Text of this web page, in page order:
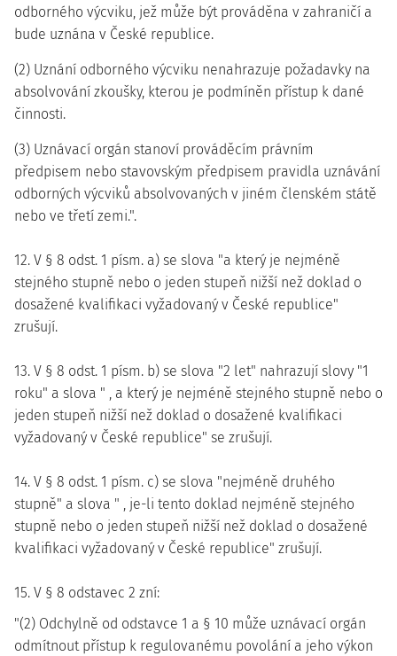
odborného výcviku, jež může být prováděna v zahraničí a
bude uznána v České republice.
(2) Uznání odborného výcviku nenahrazuje požadavky na
absolvování zkoušky, kterou je podmíněn přístup k dané
činnosti.
(3) Uznávací orgán stanoví prováděcím právním
předpisem nebo stavovským předpisem pravidla uznávání
odborných výcviků absolvovaných v jiném členském státě
nebo ve třetí zemi.".
12. V § 8 odst. 1 písm. a) se slova "a který je nejméně
stejného stupně nebo o jeden stupeň nižší než doklad o
dosažené kvalifikaci vyžadovaný v České republice"
zrušují.
13. V § 8 odst. 1 písm. b) se slova "2 let" nahrazují slovy "1
roku" a slova " , a který je nejméně stejného stupně nebo o
jeden stupeň nižší než doklad o dosažené kvalifikaci
vyžadovaný v České republice" se zrušují.
14. V § 8 odst. 1 písm. c) se slova "nejméně druhého
stupně" a slova " , je-li tento doklad nejméně stejného
stupně nebo o jeden stupeň nižší než doklad o dosažené
kvalifikaci vyžadovaný v České republice" zrušují.
15. V § 8 odstavec 2 zní:
"(2) Odchylně od odstavce 1 a § 10 může uznávací orgán
odmítnout přístup k regulovanému povolání a jeho výkon